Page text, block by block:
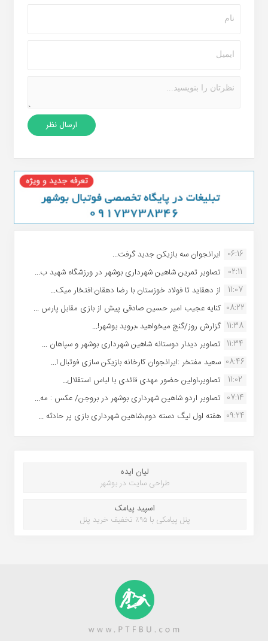
06:16 ایرانجوان سه بازیکن جدید گرفت...
02:11
تصاویر تمرین شاهین شهردارى بوشهر در ورزشگاه شهید ب...
11:07
از دهقاید تا فولاد خوزستان با رضا دهقان:افتخار میک...
08:22 کنایه عجیب امیر حسین صادقی پیش از بازی مقابل پارس ...
11:38 گزارش روز/گنج میخواهید ،بروید بوشهر!...
11:34 تصاویر دیدار دوستانه شاهین شهردارى بوشهر و سپاهان ...
08:46 سعید مفتخر :ایرانجوان کارخانه بازیکن سازی فوتبال ا...
11:02
تصاویر،اولین حضور مهدی قائدی با لباس استقلال...
07:14 تصاویر اردو شاهین شهرداری بوشهر در بروجن/ عکس : مه...
09:24 هفته اول لیگ دسته دوم،شاهین شهرداری بازی پر حادثه ...
لیان ایده
طراحی سایت در بوشهر
اسپید پیامک
پنل پیامکی با ۹۵٪ تخفیف خرید پنل